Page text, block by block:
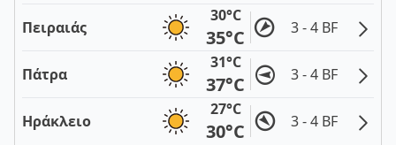
Πειραιάς
30°C
35°C 3 - 4 BF
Πάτρα
31°C
37°C 3 - 4 BF
Ηράκλειο
27°C
30°C 3 - 4 BF